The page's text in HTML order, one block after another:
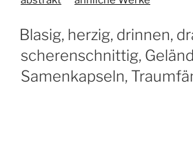
Blasig, herzig, drinnen,
scherenschnittig,
Samenkapseln,